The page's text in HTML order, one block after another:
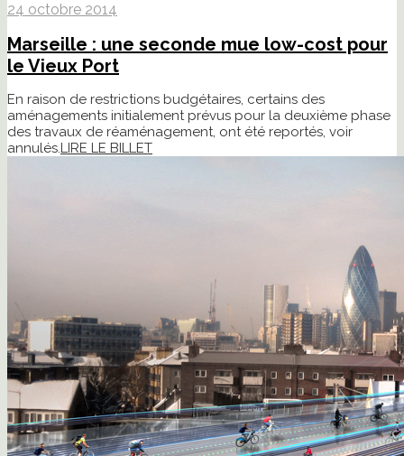
24 octobre 2014
Marseille : une seconde mue low-cost pour
le Vieux Port
En raison de restrictions budgétaires, certains des
aménagements initialement prévus pour la deuxième phase
des travaux de réaménagement, ont été reportés, voir
annulés.LIRE LE BILLET